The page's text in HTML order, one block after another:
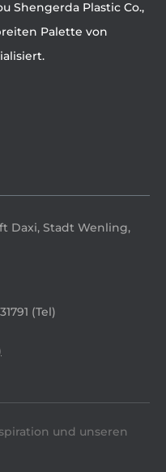
Shengerda Plastic Co.,
Palette von
Daxi, Stadt Wenling,
(Tel)
und unseren